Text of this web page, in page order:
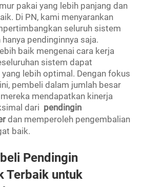
pakai yang lebih panjang dan
Di PN, kami menyarankan
seluruh sistem
pendinginnya saja.
baik mengenai cara kerja
sistem dapat
lebih optimal. Dengan fokus
pembeli dalam jumlah besar
mendapatkan kinerja
dari pendingin
dan memperoleh pengembalian
baik.
Pendingin
Terbaik untuk